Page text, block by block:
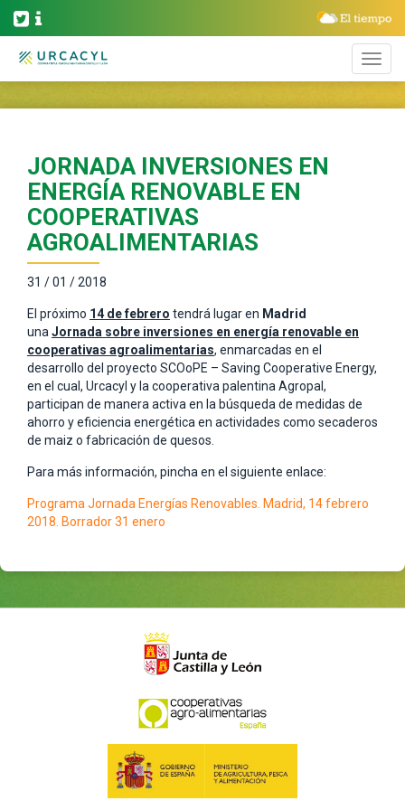
JORNADA INVERSIONES EN
ENERGÍA RENOVABLE EN
COOPERATIVAS
AGROALIMENTARIAS
31 / 01 / 2018
El próximo 14 de febrero tendrá lugar en Madrid
una Jornada sobre inversiones en energía renovable en
cooperativas agroalimentarias, enmarcadas en el
desarrollo del proyecto SCOoPE – Saving Cooperative Energy,
en el cual, Urcacyl y la cooperativa palentina Agropal,
participan de manera activa en la búsqueda de medidas de
ahorro y eficiencia energética en actividades como secaderos
de maiz o fabricación de quesos.
Para más información, pincha en el siguiente enlace:
Programa Jornada Energías Renovables. Madrid, 14 febrero
2018. Borrador 31 enero